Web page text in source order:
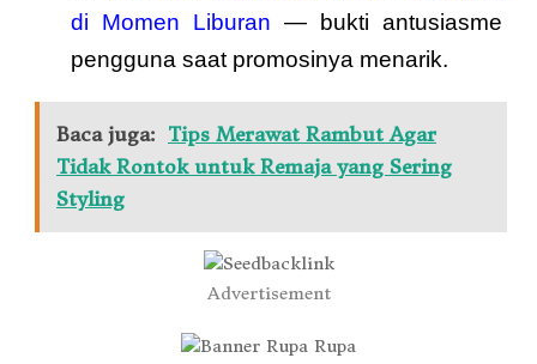
di Momen Liburan — bukti antusiasme
pengguna saat promosinya menarik.
Baca juga: Tips Merawat Rambut Agar
Tidak Rontok untuk Remaja yang Sering
Styling
Advertisement